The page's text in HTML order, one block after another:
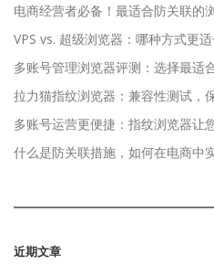
电商经营者必备！最适合防关联的
VPS vs. 超级浏览器：哪种方式更
多账号管理浏览器评测：选择最适
拉力猫指纹浏览器：兼容性测试，
多账号运营更便捷：指纹浏览器让
什么是防关联措施，如何在电商中
近期文章